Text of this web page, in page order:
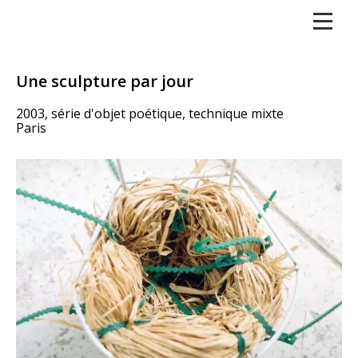
Une sculpture par jour
2003, série d'objet poétique, technique mixte
Paris